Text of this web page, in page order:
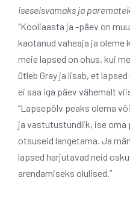
iseseisvamaks ja
“Kooliaasta ja -päev on
kaotanud vaheaja ja oleme
meie lapsed on ohus, kui
ütleb Gray ja lisab, et
ei saa iga päev vähemalt
“Lapsepõlv peaks olema
ja vastutustundlik, ise oma
otsuseid langetama. Ja
lapsed harjutavad neid
arendamiseks olulised.”